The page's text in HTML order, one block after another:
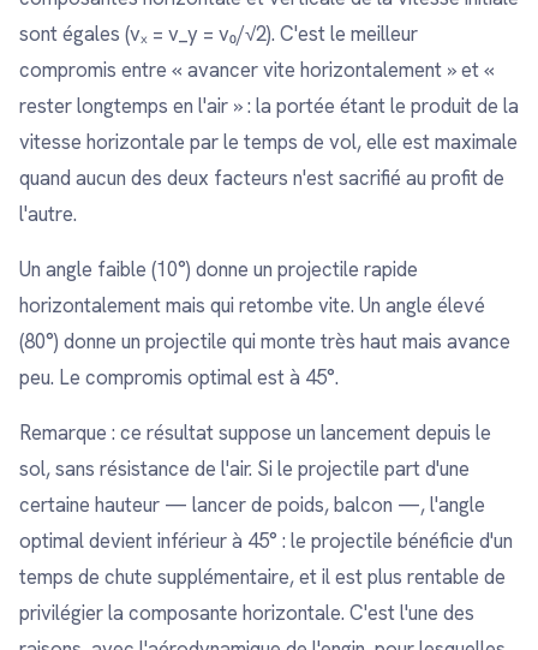
sont égales (vₓ = v_y = v₀/√2). C'est le meilleur
compromis entre « avancer vite horizontalement » et «
rester longtemps en l'air » : la portée étant le produit de la
vitesse horizontale par le temps de vol, elle est maximale
quand aucun des deux facteurs n'est sacrifié au profit de
l'autre.
Un angle faible (10°) donne un projectile rapide
horizontalement mais qui retombe vite. Un angle élevé
(80°) donne un projectile qui monte très haut mais avance
peu. Le compromis optimal est à 45°.
Remarque : ce résultat suppose un lancement depuis le
sol, sans résistance de l'air. Si le projectile part d'une
certaine hauteur — lancer de poids, balcon —, l'angle
optimal devient inférieur à 45° : le projectile bénéficie d'un
temps de chute supplémentaire, et il est plus rentable de
privilégier la composante horizontale. C'est l'une des